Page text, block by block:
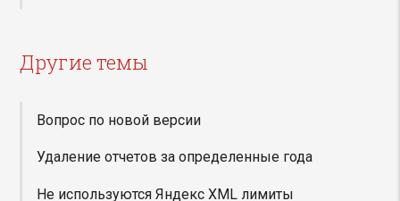
Другие темы
Вопрос по новой версии
Удаление отчетов за определенные года
Не используются Яндекс XML лимиты